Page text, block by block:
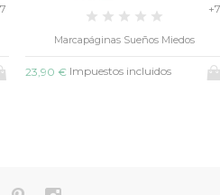
Marcapáginas Sueños Miedos
23,90 €Impuestos incluidos